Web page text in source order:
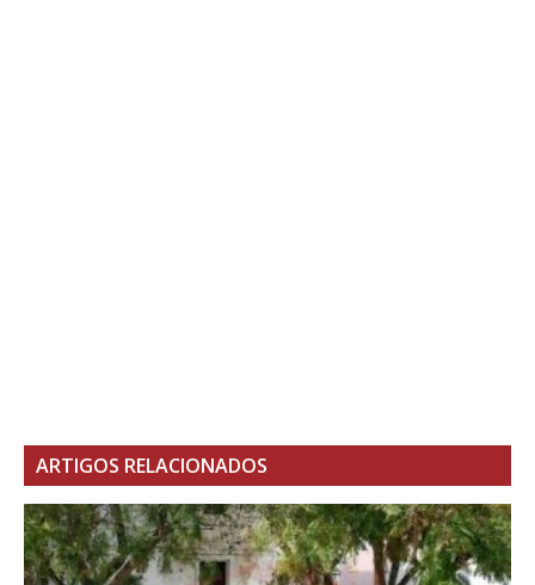
ARTIGOS RELACIONADOS